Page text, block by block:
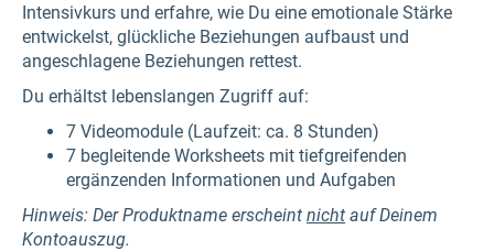
Intensivkurs und erfahre, wie Du eine emotionale Stärke
entwickelst, glückliche Beziehungen aufbaust und
angeschlagene Beziehungen rettest.
Du erhältst lebenslangen Zugriff auf:
7 Videomodule (Laufzeit: ca. 8 Stunden)
7 begleitende Worksheets mit tiefgreifenden
ergänzenden Informationen und Aufgaben
Hinweis: Der Produktname erscheint nicht auf Deinem
Kontoauszug.